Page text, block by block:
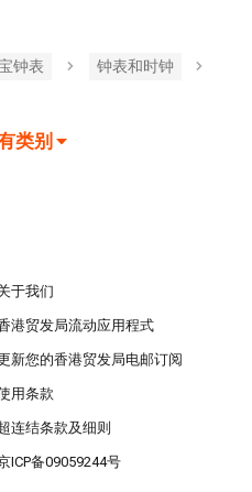
钟表
钟表和时钟
类别
于我们
港贸发局流动应用程式
新您的香港贸发局电邮订阅
用条款
连结条款及细则
ICP备09059244号